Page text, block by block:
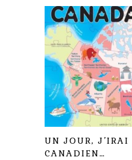
UN JOUR, J’IRAI
CANADIEN…